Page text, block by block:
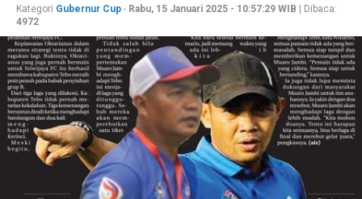
Kategori Gubernur Cup - Rabu, 15 Januari 2025 - 10:57:29 WIB | Dibaca:
4972